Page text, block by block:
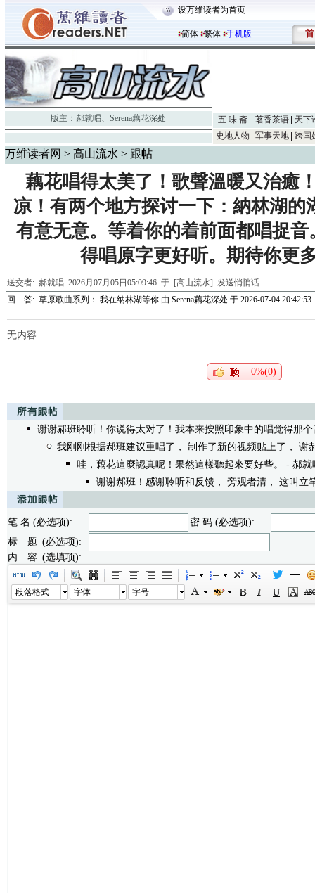
设万维读者为首页
简体 繁体 手机版 首
版主： 郝就唱、 Serena藕花深处 五 味 斋 茗香茶语
天下
史地人物
军事天地 跨国
万维读者网 > 高山流水 > 跟帖
藕花唱得太美了！歌聲溫暖又治癒
凉！有两个地方探讨一下：納林湖的
有意无意。等着你的着前面都唱捉
得唱原字更好听。期待你更
送交者: 郝就唱 2026月07月05日05:09:46 于 [高山流水] 发送悄悄话
回 答: 草原歌曲系列： 我在纳林湖等你 由 Serena藕花深处 于 2026-07-04 20:42:53
无内容
0%(0)
谢谢郝班聆听！你说得太对了！我本来按照印象中的唱觉得那个
我刚刚根据郝班建议重唱了， 制作了新的视频贴上了， 谢
哇，藕花這麼認真呢！果然這樣聽起來要好些。
- 郝就
谢谢郝班！感谢聆听和反馈， 旁观者清， 这叫立
笔 名 (必选项):
密 码 (必选项):
标 题 (必选项):
内 容 (选填项):
段落格式 字体 字号